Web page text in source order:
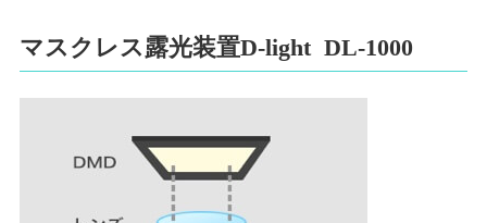
マスクレス露光装置D-light DL-1000